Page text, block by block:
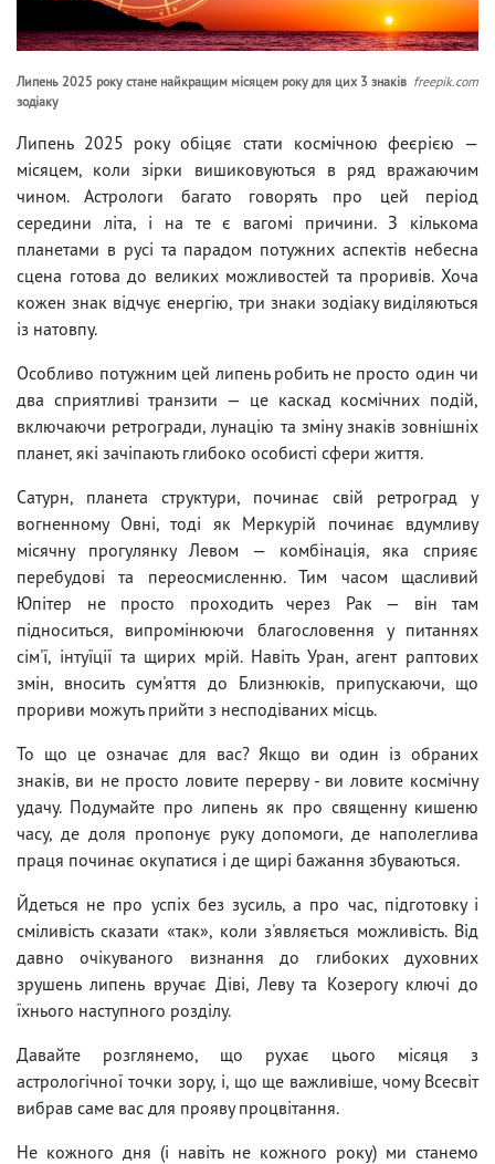
Липень 2025 року стане найкращим місяцем року для цих 3 знаків
зодіаку
freepik.com
Липень 2025 року обіцяє стати космічною феєрією —
місяцем, коли зірки вишиковуються в ряд вражаючим
чином. Астрологи багато говорять про цей період
середини літа, і на те є вагомі причини. З кількома
планетами в русі та парадом потужних аспектів небесна
сцена готова до великих можливостей та проривів. Хоча
кожен знак відчує енергію, три знаки зодіаку виділяються
із натовпу.
Особливо потужним цей липень робить не просто один чи
два сприятливі транзити — це каскад космічних подій,
включаючи ретрогради, лунацію та зміну знаків зовнішніх
планет, які зачіпають глибоко особисті сфери життя.
Сатурн, планета структури, починає свій ретроград у
вогненному Овні, тоді як Меркурій починає вдумливу
місячну прогулянку Левом — комбінація, яка сприяє
перебудові та переосмисленню. Тим часом щасливий
Юпітер не просто проходить через Рак — він там
підноситься, випромінюючи благословення у питаннях
сім'ї, інтуїції та щирих мрій. Навіть Уран, агент раптових
змін, вносить сум'яття до Близнюків, припускаючи, що
прориви можуть прийти з несподіваних місць.
То що це означає для вас? Якщо ви один із обраних
знаків, ви не просто ловите перерву - ви ловите космічну
удачу. Подумайте про липень як про священну кишеню
часу, де доля пропонує руку допомоги, де наполеглива
праця починає окупатися і де щирі бажання збуваються.
Йдеться не про успіх без зусиль, а про час, підготовку і
сміливість сказати «так», коли з'являється можливість. Від
давно очікуваного визнання до глибоких духовних
зрушень липень вручає Діві, Леву та Козерогу ключі до
їхнього наступного розділу.
Давайте розглянемо, що рухає цього місяця з
астрологічної точки зору, і, що ще важливіше, чому Всесвіт
вибрав саме вас для прояву процвітання.
Не кожного дня (і навіть не кожного року) ми станемо